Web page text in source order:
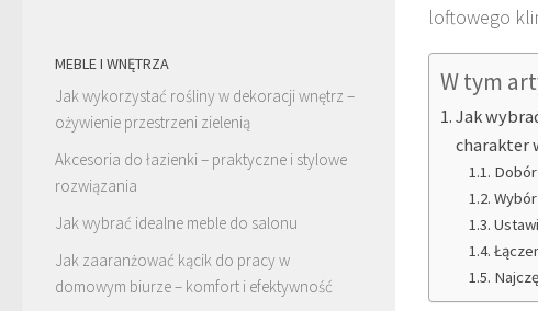
loftowego
W tym
Jak
charakter
MEBLE I WNĘTRZA
Jak wykorzystać rośliny w dekoracji wnętrz –
ożywienie przestrzeni zielenią
Akcesoria do łazienki – praktyczne i stylowe
rozwiązania
Jak wybrać idealne meble do salonu
Jak zaaranżować kącik do pracy w
domowym biurze – komfort i efektywność